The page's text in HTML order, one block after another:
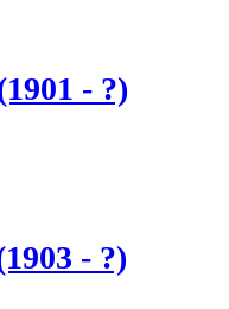
- ?)
- ?)